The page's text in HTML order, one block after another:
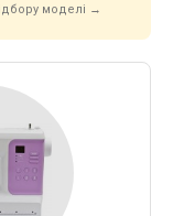
моделі →